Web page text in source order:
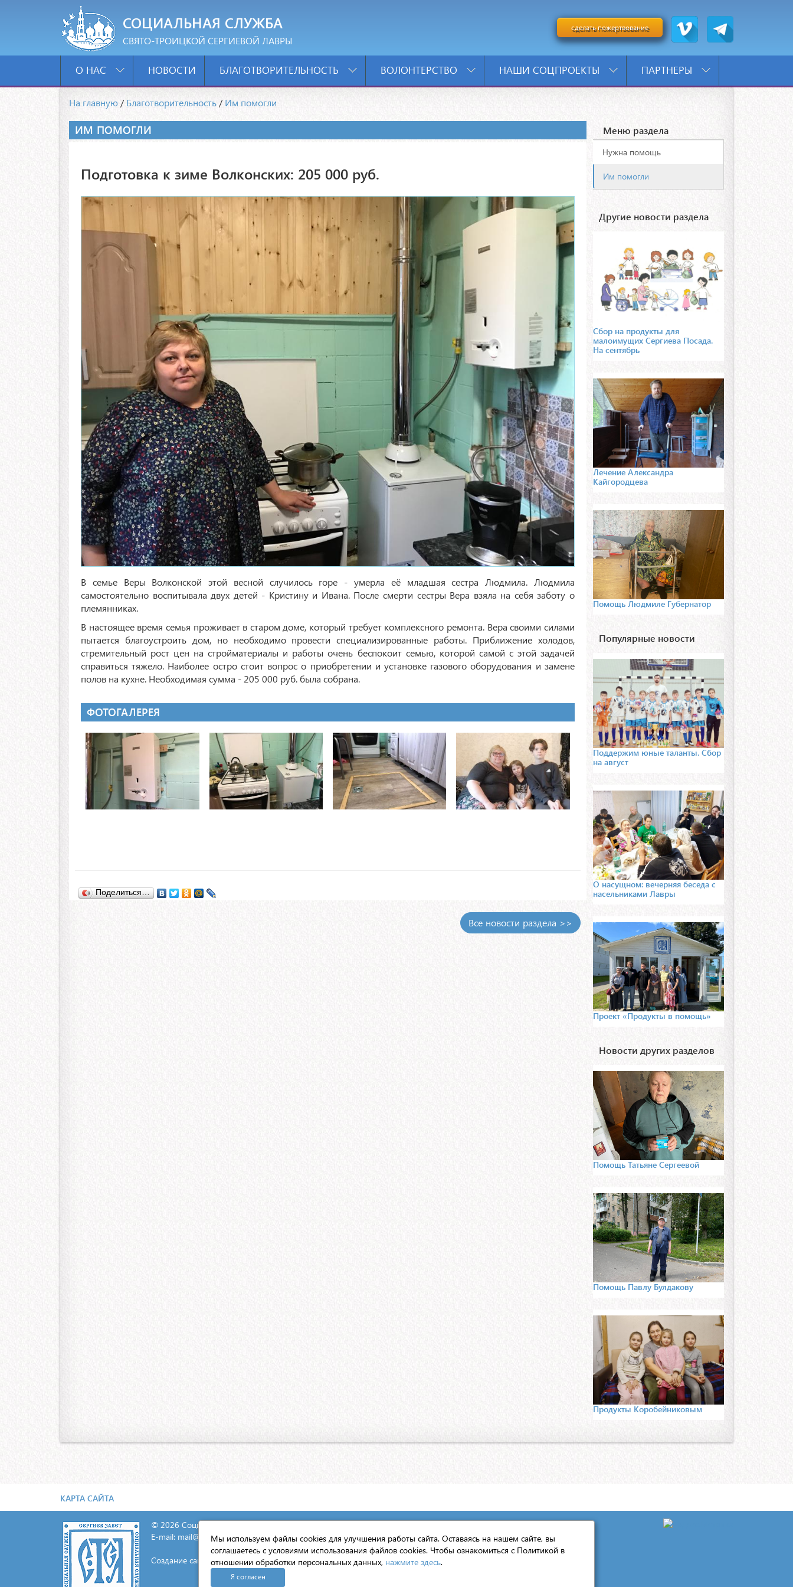
СОЦИАЛЬНАЯ СЛУЖБА
СВЯТО-ТРОИЦКОЙ СЕРГИЕВОЙ ЛАВРЫ
сделать пожертвование
О НАС НОВОСТИ БЛАГОТВОРИТЕЛЬНОСТЬ ВОЛОНТЕРСТВО НАШИ СОЦПРОЕКТЫ ПАРТНЕРЫ
На главную /Благотворительность /Им помогли
ИМ ПОМОГЛИ
Подготовка к зиме Волконских: 205 000 руб.
В семье Веры Волконской этой весной случилось горе - умерла её младшая сестра Людмила. Людмила
самостоятельно воспитывала двух детей - Кристину и Ивана. После смерти сестры Вера взяла на себя заботу о
племянниках.
В настоящее время семья проживает в старом доме, который требует комплексного ремонта. Вера своими силами
пытается благоустроить дом, но необходимо провести специализированные работы. Приближение холодов,
стремительный рост цен на стройматериалы и работы очень беспокоит семью, которой самой с этой задачей
справиться тяжело. Наиболее остро стоит вопрос о приобретении и установке газового оборудования и замене
полов на кухне. Необходимая сумма - 205 000 руб. была собрана.
ФОТОГАЛЕРЕЯ
Поделиться…
Все новости раздела >>
Меню раздела
Нужна помощь
Им помогли
Другие новости раздела
Сбор на продукты для
малоимущих Сергиева Посада.
На сентябрь
Лечение Александра
Кайгородцева
Помощь Людмиле Губернатор
Популярные новости
Поддержим юные таланты. Сбор
на август
О насущном: вечерняя беседа с
насельниками Лавры
Проект «Продукты в помощь»
Новости других разделов
Помощь Татьяне Сергеевой
Помощь Павлу Булдакову
Продукты Коробейниковым
КАРТА САЙТА
© 2026 Социальная служба Свято-Троицкой Сергиевой Лавры
E-mail: mail@lavra.tv
Создание сайта - «Экспресс-Интернет».
Мы используем файлы cookies для улучшения работы сайта. Оставаясь на нашем сайте, вы
соглашаетесь с условиями использования файлов cookies. Чтобы ознакомиться с Политикой в
отношении обработки персональных данных, нажмите здесь.
Я согласен